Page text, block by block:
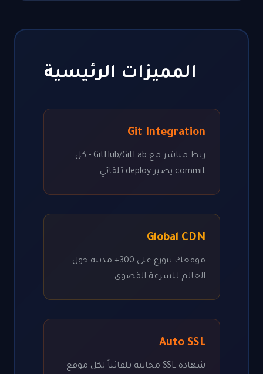
المميزات الرئيسية
Git Integration
ربط مباشر مع GitHub/GitLab - كل
Global CDN
موقعك يتوزع على 300+ مدينة حول
العالم للسرعة القصوى
Auto SSL